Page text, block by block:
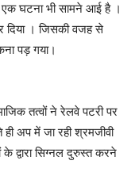
एक घटना भी सामने आई है ।
दिया । जिसकी वजह से
पड़ गया।
तत्वों ने रेलवे पटरी पर
अप में जा रही श्रमजीवी
द्वारा सिग्नल दुरुस्त करने